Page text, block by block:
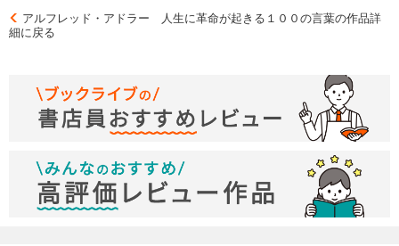
・自分のことばかり考えていない？
奪う人、支配する人、逃げる人
・人は居場所がないと
精神を病んだりアルコールに溺れたり
他者貢献で居場所を確保
・相手を喜ばせる方法をリストアップする
「褒める」という行為が純粋に，「自分にはできないことをし
全体的にはポジティブ心理学なので，性善説により成立してい
ると思われる部分が多いのだが，時折り究極的なまでの合理思
考による薄情さが顔を覗かせたりする点も，混乱を生じさせ
「目的論」は，「精神疾患は自己責任」という論調を助長させ
とめ、わかりやすく具体的な例とともに解説する。
フロイト、ユングと並んで現代のパーソナリティ理論や心理療
法を確立した1人。個人心理学(アドラー心理学)を創始し、『7
つの習慣』のコヴィー博士、カーネギーらに影響を与えた。自
アルフレッド・アドラー 人生に革命が起きる１００の言葉の作品詳
細に戻る